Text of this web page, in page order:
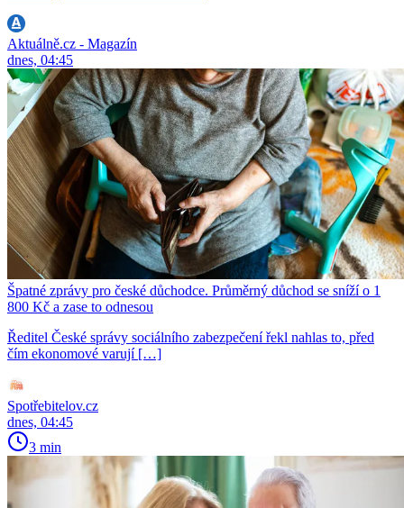
Aktuálně.cz - Magazín
dnes, 04:45
Špatné zprávy pro české důchodce. Průměrný důchod se sníží o 1
800 Kč a zase to odnesou
Ředitel České správy sociálního zabezpečení řekl nahlas to, před
čím ekonomové varují […]
Spotřebitelov.cz
dnes, 04:45
3 min